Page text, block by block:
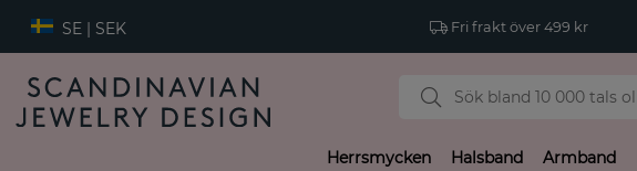
SE | SEK Fri frakt över 499 kr
Herrsmycken Halsband Armband